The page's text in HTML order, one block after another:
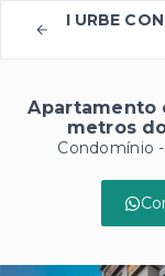
I URBE
Apartamento
metros
Condomínio -